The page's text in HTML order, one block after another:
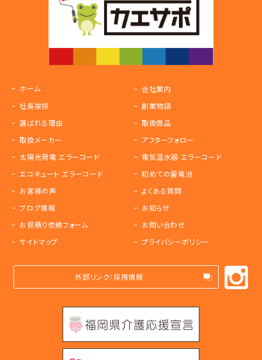
ホーム
会社案内
社長挨拶
創業物語
選ばれる理由
取扱商品
取扱メーカー
アフターフォロー
太陽光発電 エラーコード
電気温水器 エラーコード
エコキュート エラーコード
初めての蓄電池
お客様の声
よくある質問
ブログ情報
お知らせ
お見積り依頼フォーム
お問い合わせ
サイトマップ
プライバシーポリシー
外部リンク：採用情報